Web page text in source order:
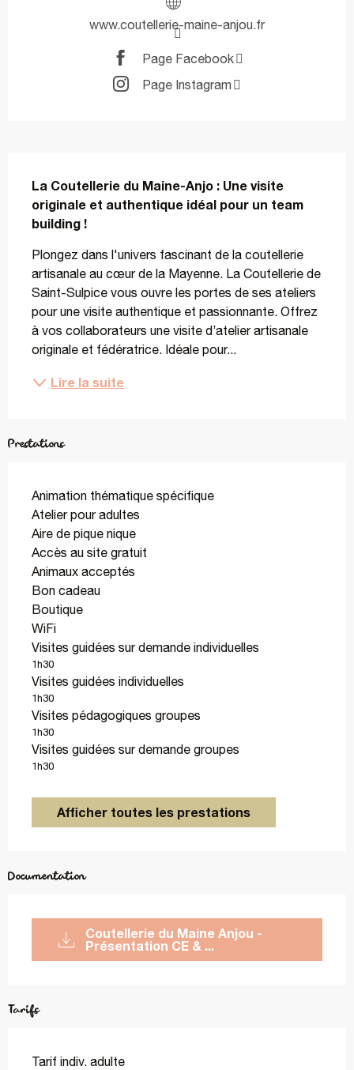
www.coutellerie-maine-anjou.fr
Page Facebook
Page Instagram
La Coutellerie du Maine-Anjo : Une visite
originale et authentique idéal pour un team
building !
Plongez dans l'univers fascinant de la coutellerie
artisanale au cœur de la Mayenne. La Coutellerie de
Saint-Sulpice vous ouvre les portes de ses ateliers
pour une visite authentique et passionnante. Offrez
à vos collaborateurs une visite d’atelier artisanale
originale et fédératrice. Idéale pour...
Lire la suite
Prestations
Animation thématique spécifique
Atelier pour adultes
Aire de pique nique
Accès au site gratuit
Animaux acceptés
Bon cadeau
Boutique
WiFi
Visites guidées sur demande individuelles
1h30
Visites guidées individuelles
1h30
Visites pédagogiques groupes
1h30
Visites guidées sur demande groupes
1h30
Afficher toutes les prestations
Documentation
Coutellerie du Maine Anjou -
Présentation CE & ...
Tarifs
Tarif indiv. adulte